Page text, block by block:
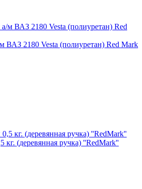
ВАЗ 2180 Vesta (полиуретан) Red Mark
кг. (деревянная ручка) ''RedMark''